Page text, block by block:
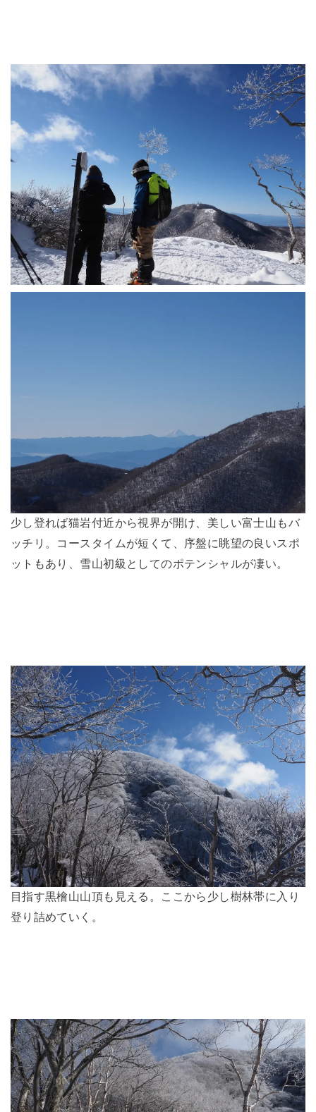
少し登れば猫岩付近から視界が開け、美しい富士山もバ
ッチリ。コースタイムが短くて、序盤に眺望の良いスポ
ットもあり、雪山初級としてのポテンシャルが凄い。
目指す黒檜山山頂も見える。ここから少し樹林帯に入り
登り詰めていく。